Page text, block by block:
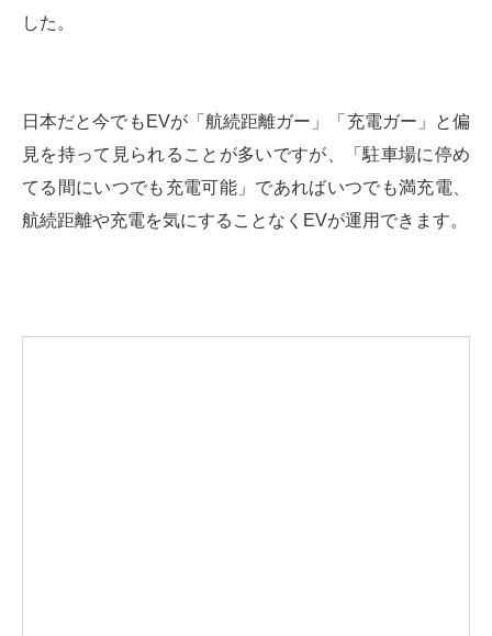
した。
日本だと今でもEVが「航続距離ガー」「充電ガー」と偏
見を持って見られることが多いですが、「駐車場に停め
てる間にいつでも充電可能」であればいつでも満充電、
航続距離や充電を気にすることなくEVが運用できます。